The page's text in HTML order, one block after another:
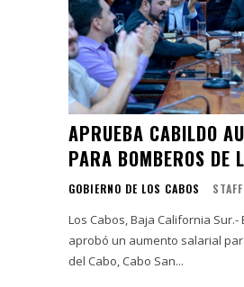
APRUEBA CABILDO
PARA BOMBEROS DE
GOBIERNO DE LOS CABOS STAFF
Los Cabos, Baja California Sur.-
aprobó un aumento salarial
del Cabo, Cabo San...